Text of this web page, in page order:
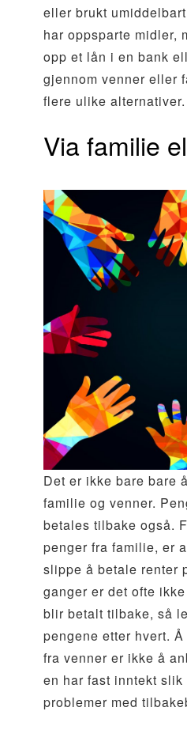
eller brukt
har oppsparte midler,
opp et lån i en bank
gjennom venner eller
flere ulike alternativer.
Via familie
Det er ikke bare bare
familie og venner.
betales tilbake også.
penger fra familie, er
slippe å betale renter
ganger er det ofte
blir betalt tilbake, så
pengene etter hvert.
fra venner er ikke å
en har fast inntekt
problemer med